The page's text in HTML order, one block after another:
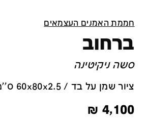
חממת האמנים העצמאים
ברחוב
סשה ניקיטינה
ציור שמן על בד / 60x80x2.5 ס''מ
4,100
₪